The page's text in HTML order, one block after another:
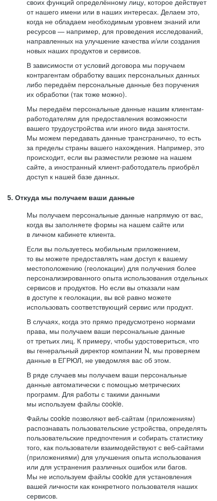
своих функций определённому лицу, которое действует
от нашего имени или в наших интересах. Делаем это,
когда не обладаем необходимым уровнем знаний или
ресурсов — например, для проведения исследований,
направленных на улучшение качества и/или создания
новых наших продуктов и сервисов.
В зависимости от условий договора мы поручаем
контрагентам обработку ваших персональных данных
либо передаём персональные данные без поручения
их обработки (так тоже можно).
Мы передаём персональные данные нашим клиентам-
работодателям для предоставления возможности
вашего трудоустройства или иного вида занятости.
Мы можем передавать данные трансгранично, то есть
за пределы страны вашего нахождения. Например, это
происходит, если вы разместили резюме на нашем
сайте, а иностранный клиент-работодатель приобрёл
доступ к нашей базе данных.
5. Откуда мы получаем ваши данные
Мы получаем персональные данные напрямую от вас,
когда вы заполняете формы на нашем сайте или
в личном кабинете клиента.
Если вы пользуетесь мобильным приложением,
то вы можете предоставлять нам доступ к вашему
местоположению (геолокации) для получения более
персонализированного опыта использования отдельных
сервисов и продуктов. Но если вы отказали нам
в доступе к геолокации, вы всё равно можете
использовать соответствующий сервис или продукт.
В случаях, когда это прямо предусмотрено нормами
права, мы получаем ваши персональные данные
от третьих лиц. К примеру, чтобы удостовериться, что
вы генеральный директор компании N, мы проверяем
данные в ЕГРЮЛ, не уведомляя вас об этом.
В ряде случаев мы получаем ваши персональные
данные автоматически с помощью метрических
программ. Для работы с такими данными
мы используем файлы cookie.
Файлы cookie позволяют веб-сайтам (приложениям)
распознавать пользовательские устройства, определять
пользовательские предпочтения и собирать статистику
того, как пользователи взаимодействуют с веб-сайтами
(приложениями) для улучшения опыта использования
или для устранения различных ошибок или багов.
Мы не используем файлы cookie для установления
вашей личности как конкретного пользователя наших
сервисов.